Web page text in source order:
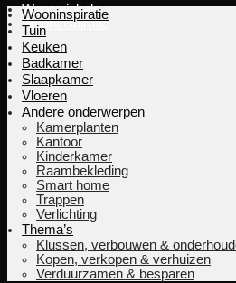
Woonwinkels
Wooninspiratie
Wooninspiratie
Tuin
Keuken
Badkamer
Slaapkamer
Vloeren
Andere onderwerpen
Kamerplanten
Kantoor
Kinderkamer
Raambekleding
Smart home
Trappen
Verlichting
Thema’s
Klussen, verbouwen &
Kopen, verkopen & verhuizen
Verduurzamen & besparen